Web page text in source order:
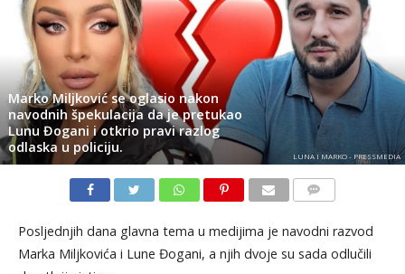
Marko Miljković se oglasio nakon
navodnih špekulacija da je pretukao
Lunu Đogani i otkrio pravi razlog
odlaska u policiju.
LUNA I MARKO - PRESSMEDIA
Posljednjih dana glavna tema u medijima je navodni razvod
Marka Miljkovića i Lune Đogani, a njih dvoje su sada odlučili